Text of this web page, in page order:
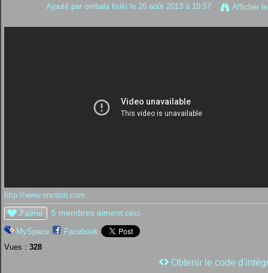
Ajouté par ombala lisiki le 26 août 2013 à 10:57 Afficher
http://www.onction.com
J'aime 5 membres aiment ceci
MySpace
Facebook
Vues : 328
Obtenir le code